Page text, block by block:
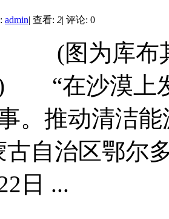
admin| 查看: 2| 评论: 0
库布其沙
“在沙漠上
。推动清洁
古自治区鄂尔
日 ...